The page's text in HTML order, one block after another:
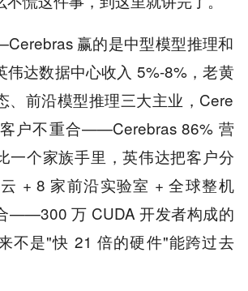
赢的是中型模型推理和
伟达数据中心收入 5%-8%，老黄
、前沿模型推理三大主业，Cere
户不重合——Cerebras 86% 营
一个家族手里，英伟达把客户分
+ 8 家前沿实验室 + 全球整机
——300 万 CUDA 开发者构成的
不是"快 21 倍的硬件"能跨过去